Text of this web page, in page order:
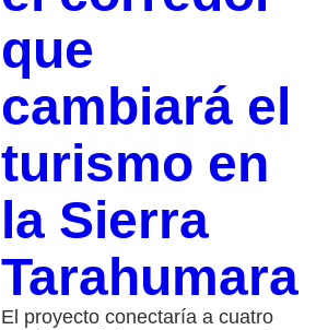
que
cambiará el
turismo en
la Sierra
Tarahumara
El proyecto conectaría a cuatro